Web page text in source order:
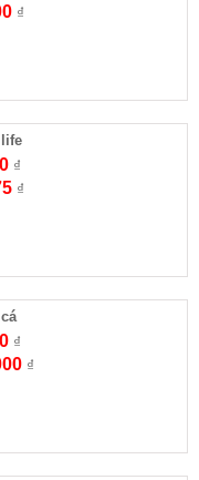
₫
₫
₫
₫
₫